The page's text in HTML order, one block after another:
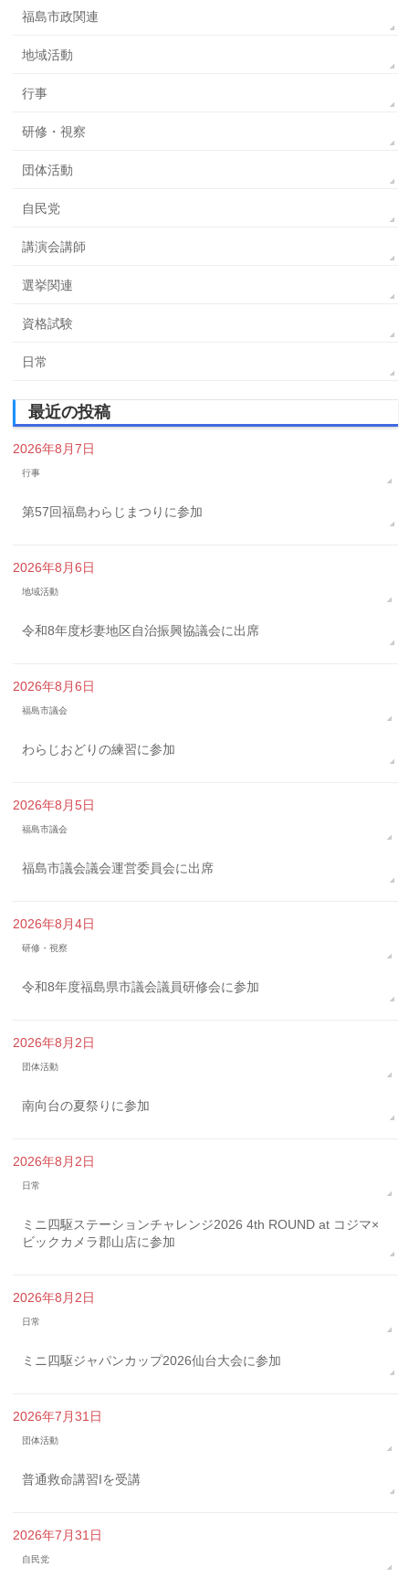
福島市政関連
地域活動
行事
研修・視察
団体活動
自民党
講演会講師
選挙関連
資格試験
日常
最近の投稿
2026年8月7日
行事
第57回福島わらじまつりに参加
2026年8月6日
地域活動
令和8年度杉妻地区自治振興協議会に出席
2026年8月6日
福島市議会
わらじおどりの練習に参加
2026年8月5日
福島市議会
福島市議会議会運営委員会に出席
2026年8月4日
研修・視察
令和8年度福島県市議会議員研修会に参加
2026年8月2日
団体活動
南向台の夏祭りに参加
2026年8月2日
日常
ミニ四駆ステーションチャレンジ2026 4th ROUND at コジマ×
ビックカメラ郡山店に参加
2026年8月2日
日常
ミニ四駆ジャパンカップ2026仙台大会に参加
2026年7月31日
団体活動
普通救命講習Iを受講
2026年7月31日
自民党